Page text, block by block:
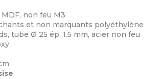
non feu M3
et non marquants polyéthylène
tube Ø 25 ép. 1.5 mm, acier non feu